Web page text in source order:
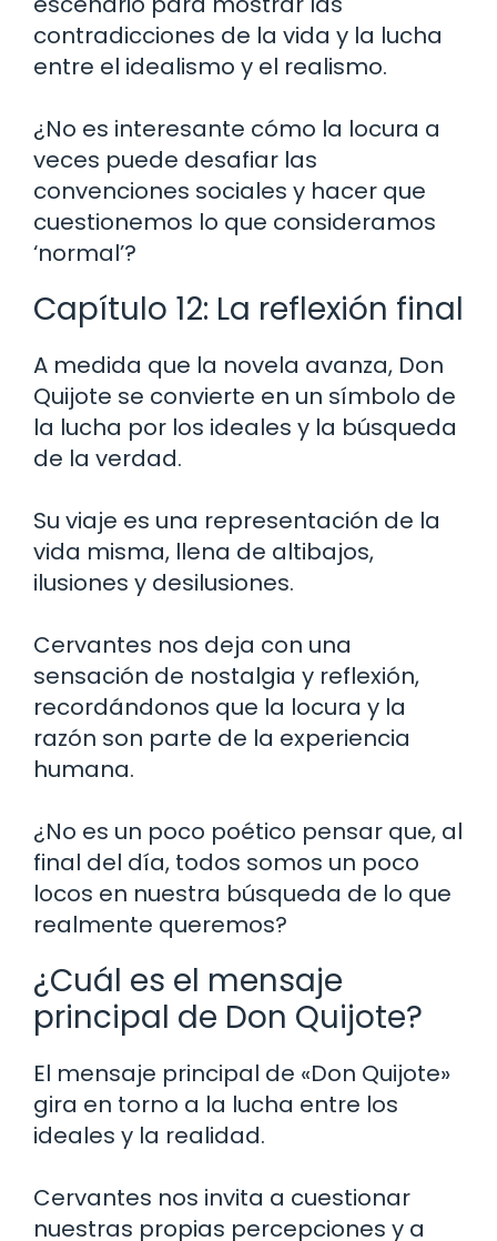
contradicciones de la vida y la lucha
entre el idealismo y el realismo.
¿No es interesante cómo la locura a
veces puede desafiar las
convenciones sociales y hacer que
cuestionemos lo que consideramos
‘normal’?
Capítulo 12: La reflexión final
A medida que la novela avanza, Don
Quijote se convierte en un símbolo de
la lucha por los ideales y la búsqueda
de la verdad.
Su viaje es una representación de la
vida misma, llena de altibajos,
ilusiones y desilusiones.
Cervantes nos deja con una
sensación de nostalgia y reflexión,
recordándonos que la locura y la
razón son parte de la experiencia
humana.
¿No es un poco poético pensar que, al
final del día, todos somos un poco
locos en nuestra búsqueda de lo que
realmente queremos?
¿Cuál es el mensaje
principal de Don Quijote?
El mensaje principal de «Don Quijote»
gira en torno a la lucha entre los
ideales y la realidad.
Cervantes nos invita a cuestionar
nuestras propias percepciones y a